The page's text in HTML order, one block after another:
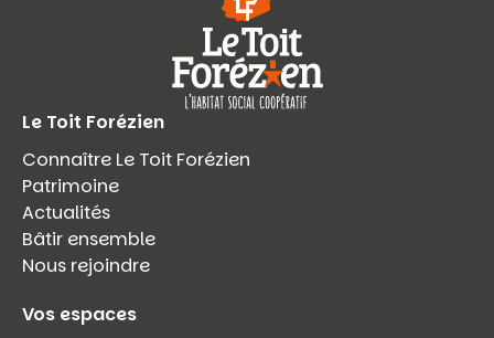
Le Toit Forézien
Connaître Le Toit Forézien
Patrimoine
Actualités
Bâtir ensemble
Nous rejoindre
Vos espaces